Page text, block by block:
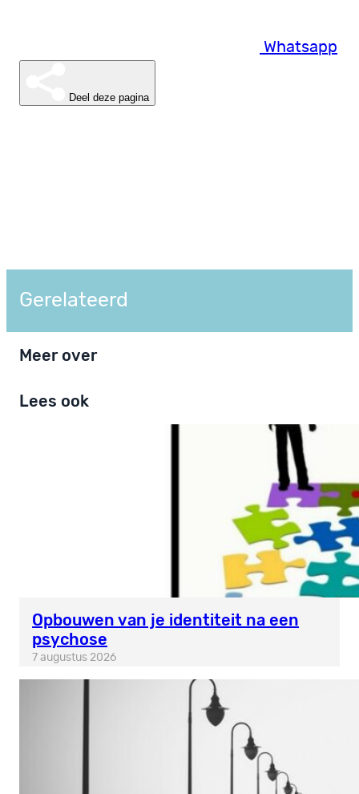
Whatsapp
Deel deze pagina
Gerelateerd
Meer over
Lees ook
Opbouwen van je identiteit na een
psychose
7 augustus 2026